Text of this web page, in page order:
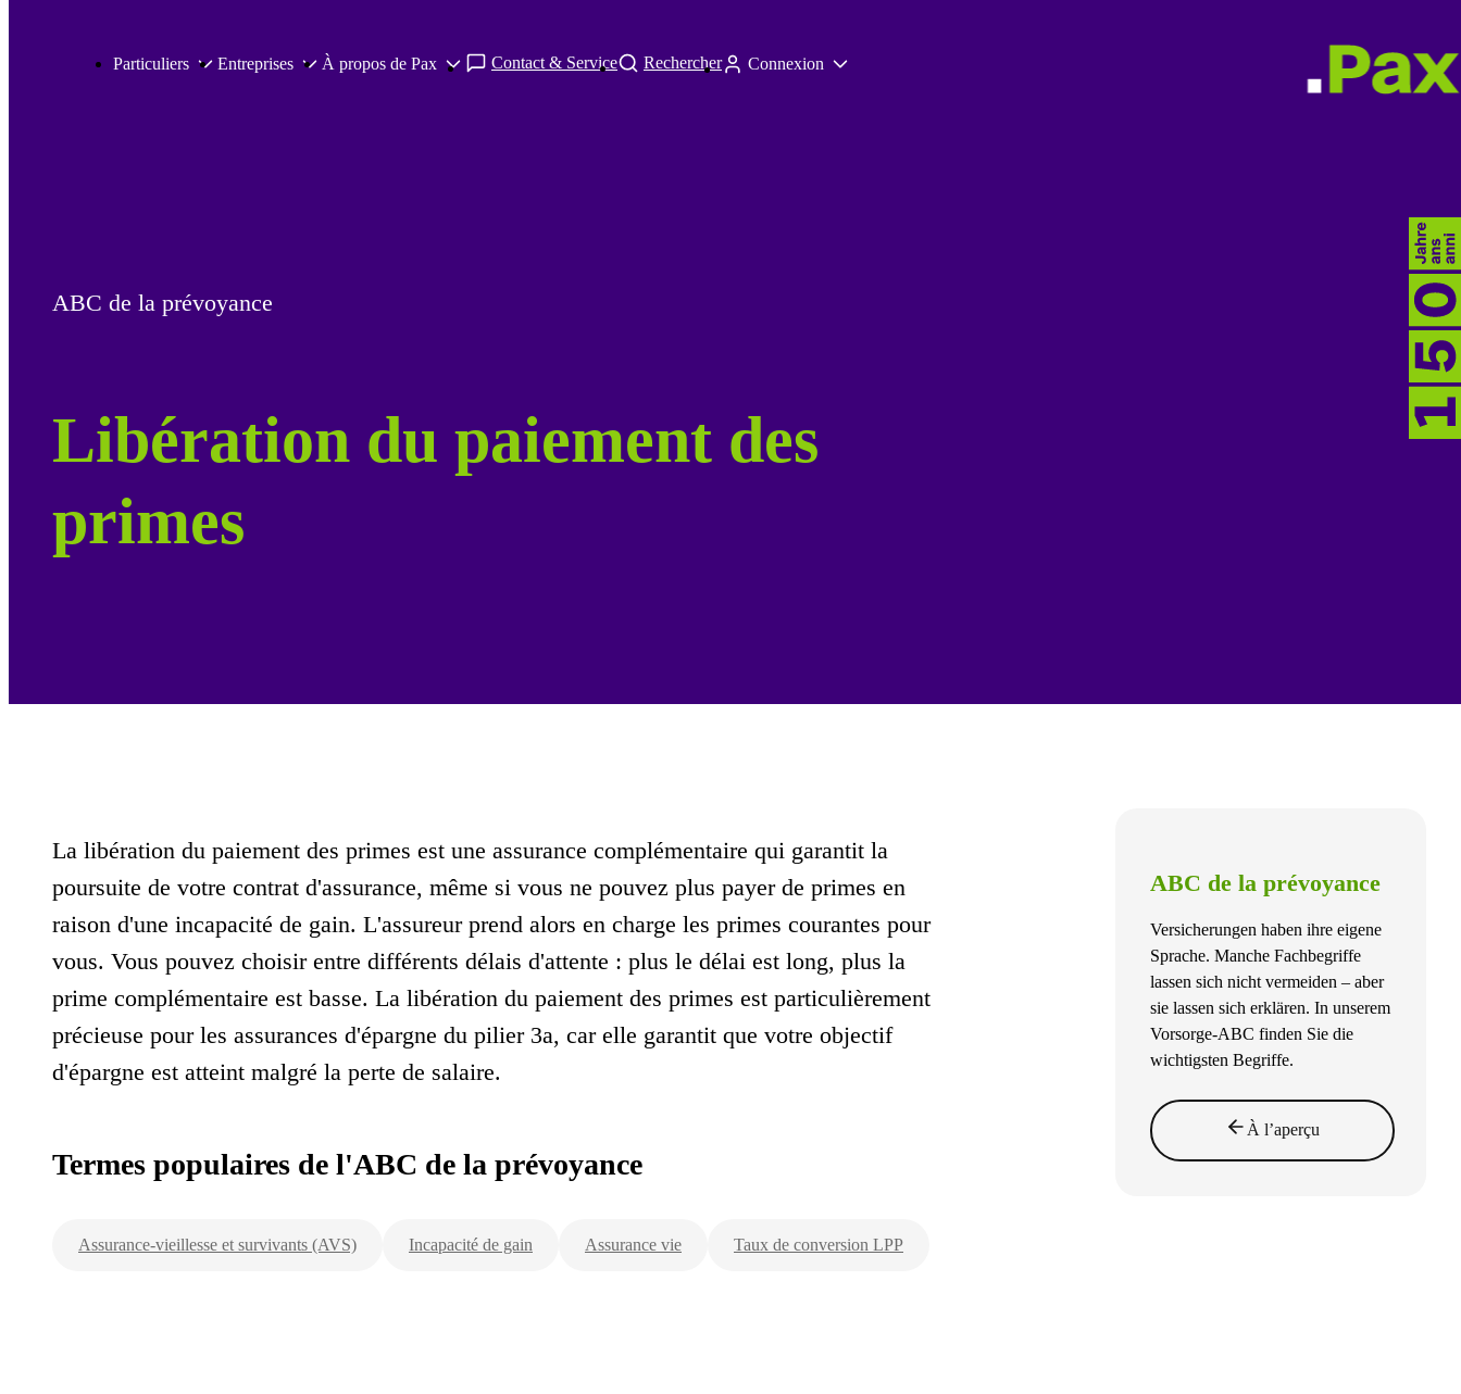
Particuliers Entreprises À propos de Pax Contact & Service Rechercher Connexion
ABC de la prévoyance
Libération du paiement des
primes
La libération du paiement des primes est une assurance complémentaire qui garantit la
poursuite de votre contrat d'assurance, même si vous ne pouvez plus payer de primes en
raison d'une incapacité de gain. L'assureur prend alors en charge les primes courantes pour
vous. Vous pouvez choisir entre différents délais d'attente : plus le délai est long, plus la
prime complémentaire est basse. La libération du paiement des primes est particulièrement
précieuse pour les assurances d'épargne du pilier 3a, car elle garantit que votre objectif
d'épargne est atteint malgré la perte de salaire.
Termes populaires de l'ABC de la prévoyance
Assurance-vieillesse et survivants (AVS) Incapacité de gain Assurance vie Taux de conversion LPP
ABC de la prévoyance
Versicherungen haben ihre eigene
Sprache. Manche Fachbegriffe
lassen sich nicht vermeiden – aber
sie lassen sich erklären. In unserem
Vorsorge-ABC finden Sie die
wichtigsten Begriffe.
À l’aperçu